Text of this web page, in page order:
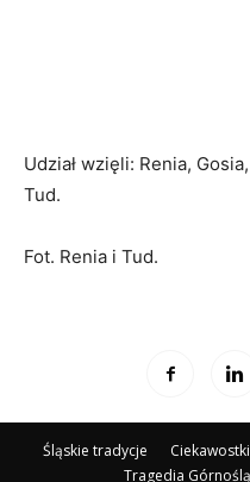
Udział wzięli: Renia,
Tud.
Fot. Renia i Tud.
Śląskie tradycje
Tragedia